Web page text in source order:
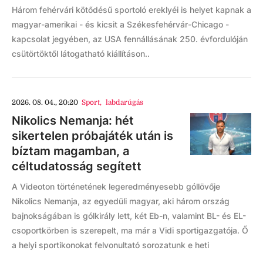
Három fehérvári kötődésű sportoló ereklyéi is helyet kapnak a
magyar-amerikai - és kicsit a Székesfehérvár-Chicago -
kapcsolat jegyében, az USA fennállásának 250. évfordulóján
csütörtöktől látogatható kiállításon..
2026. 08. 04., 20:20 Sport, labdarúgás
Nikolics Nemanja: hét
sikertelen próbajáték után is
bíztam magamban, a
céltudatosság segített
A Videoton történetének legeredményesebb góllövője
Nikolics Nemanja, az egyedüli magyar, aki három ország
bajnokságában is gólkirály lett, két Eb-n, valamint BL- és EL-
csoportkörben is szerepelt, ma már a Vidi sportigazgatója. Ő
a helyi sportikonokat felvonultató sorozatunk e heti